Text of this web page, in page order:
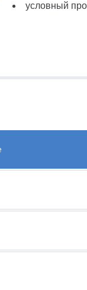
условный